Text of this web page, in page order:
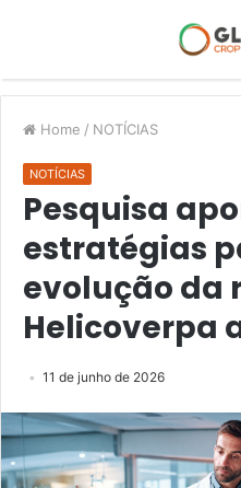
Home / NOTÍCIAS
NOTÍCIAS
Pesquisa
estratégias
evolução da
Helicoverpa
11 de junho de 2026